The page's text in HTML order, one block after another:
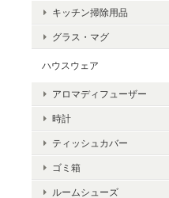
キッチン掃除用品
グラス・マグ
ハウスウェア
アロマディフューザー
時計
ティッシュカバー
ゴミ箱
ルームシューズ